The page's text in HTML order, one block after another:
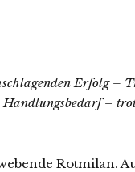
Erfolg –
–
Rotmilan.